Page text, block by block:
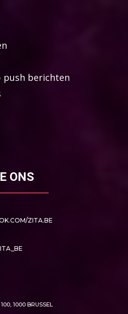
push berichten
ONS
ZITA.BE
1000 BRUSSEL